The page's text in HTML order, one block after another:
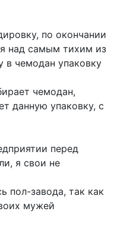
по окончании
над самым тихим из
в чемодан упаковку
чемодан,
данную упаковку, с
перед
я свои не
пол-завода, так как
мужей